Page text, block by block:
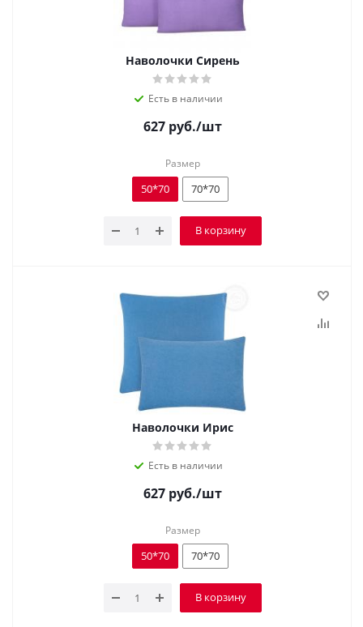
Наволочки Сирень
Есть в наличии
627руб./шт
Размер
50*70 70*70
В корзину
Наволочки Ирис
Есть в наличии
627руб./шт
Размер
50*70 70*70
В корзину